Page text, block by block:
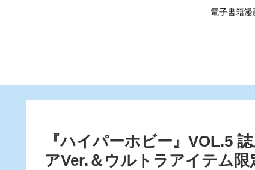
電子書籍漫
『ハイパーホビー』VOL.5
アVer.＆ウルトラアイテム